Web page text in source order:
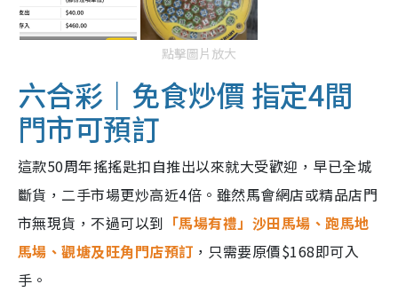
點擊圖片放大
六合彩｜免食炒價 指定4間
門市可預訂
這款50周年搖搖匙扣自推出以來就大受歡迎，早已全城
斷貨，二手市場更炒高近4倍。雖然馬會網店或精品店門
市無現貨，不過可以到 「馬場有禮」沙田馬場、跑馬地
馬場、觀塘及旺角門店預訂 ，只需要原價$168即可入
手。